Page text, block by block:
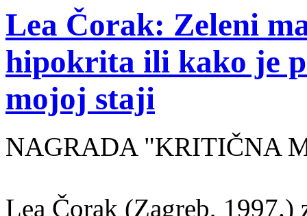
Lea Čorak: Zeleni
hipokrita ili kako je
mojoj staji
NAGRADA "KRITIČNA
Lea Čorak (Zagreb,